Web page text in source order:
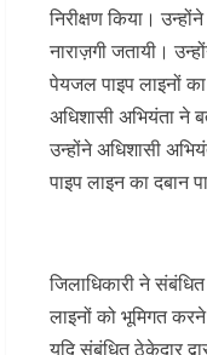
निरीक्षण किया।
नाराज़गी जतायी।
पेयजल पाइप लाइनों
अधिशासी अभियंता ने
उन्होंने अधिशासी
पाइप लाइन का दबान
जिलाधिकारी ने
लाइनों को भूमिगत
यदि संबंधित ठेकेदार